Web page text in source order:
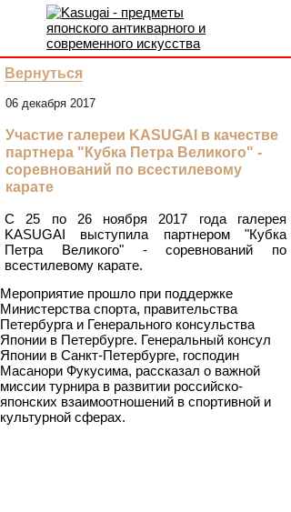
Вернуться
06 декабря 2017
Участие галереи KASUGAI в качестве
партнера "Кубка Петра Великого" -
соревнований по всестилевому
карате
С 25 по 26 ноября 2017 года галерея
KASUGAI выступила партнером "Кубка
Петра Великого" - соревнований по
всестилевому карате.
Мероприятие прошло при поддержке
Министерства спорта, правительства
Петербурга и Генерального консульства
Японии в Петербурге. Генеральный консул
Японии в Санкт-Петербурге, господин
Масанори Фукусима, рассказал о важной
миссии турнира в развитии российско-
японских взаимоотношений в спортивной и
культурной сферах.